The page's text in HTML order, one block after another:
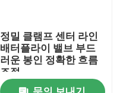
정밀 클램프 센터 라인
배터플라이 밸브 부드
러운 봉인 정확한 흐름
조절